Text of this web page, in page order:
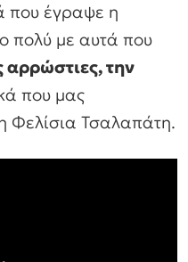
που έγραψε η
πολύ με αυτά που
αρρώστιες, την
που μας
Φελίσια Τσαλαπάτη.